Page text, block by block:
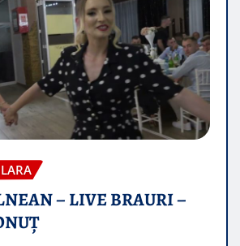
– LIVE BRAURI –